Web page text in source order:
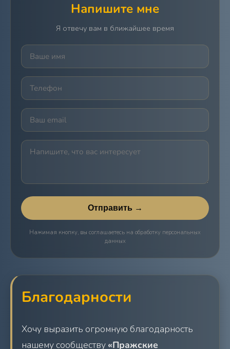
Напишите мне
Я отвечу вам в ближайшее время
Отправить →
Нажимая кнопку, вы соглашаетесь на обработку персональных
данных
Благодарности
Хочу выразить огромную благодарность
нашему сообществу «Пражские